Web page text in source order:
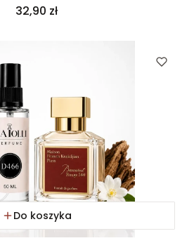
Cena
32,90 zł
Do koszyka